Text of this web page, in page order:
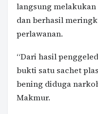
langsung
dan berhasil
perlawanan.
“Dari hasil
bukti satu sachet
bening diduga
Makmur.